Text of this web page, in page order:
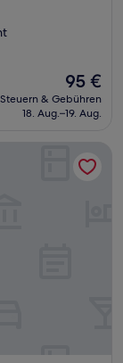
Der
Preis
beträgt
95 €
& Gebühren
18. Aug.–19. Aug.